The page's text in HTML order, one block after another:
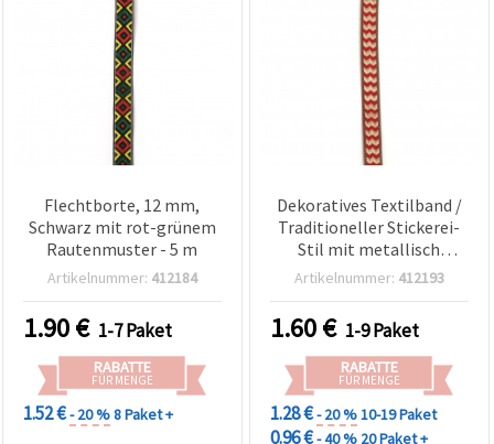
Flechtborte, 12 mm,
Schwarz mit rot-grünem
Rautenmuster - 5 m
Artikelnummer: 412184
1.90€ 1-7 Paket
RABATTE
FÜR MENGE
1.52 €- 20 %8 Paket +
Dekoratives Textilband /
Traditioneller Stickerei-
Stil mit metallisch
goldfarbenem Rand /
Creme und Braun - 5 m
Artikelnummer: 412193
1.60€ 1-9 Paket
RABATTE
FÜR MENGE
1.28 €- 20 %10-19 Paket
0.96 €- 40 % 20 Paket +